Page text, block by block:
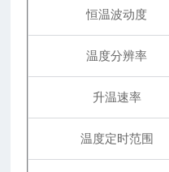
恒温波动度
温度分辨率
升温速率
温度定时范围